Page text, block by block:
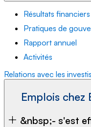
Résultats financiers
Pratiques de
Rapport annuel
Activités
Relations avec les
Emplois chez
&nbsp;- s'est